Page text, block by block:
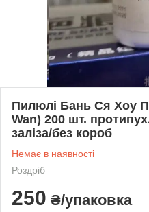
Пилюлі Бань Ся Хоу
Wan) 200 шт.
заліза/без короб
Немає в наявності
Роздріб
250 ₴/упаковка